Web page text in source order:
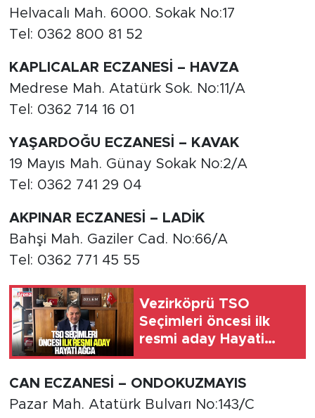
Helvacalı Mah. 6000. Sokak No:17
Tel: 0362 800 81 52
KAPLICALAR ECZANESİ – HAVZA
Medrese Mah. Atatürk Sok. No:11/A
Tel: 0362 714 16 01
YAŞARDOĞU ECZANESİ – KAVAK
19 Mayıs Mah. Günay Sokak No:2/A
Tel: 0362 741 29 04
AKPINAR ECZANESİ – LADİK
Bahşi Mah. Gaziler Cad. No:66/A
Tel: 0362 771 45 55
Vezirköprü TSO
Seçimleri öncesi ilk
resmi aday Hayati
Ağca
CAN ECZANESİ – ONDOKUZMAYIS
Pazar Mah. Atatürk Bulvarı No:143/C